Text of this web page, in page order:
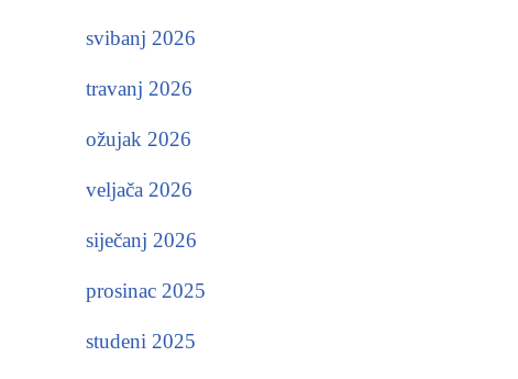
svibanj 2026
travanj 2026
ožujak 2026
veljača 2026
siječanj 2026
prosinac 2025
studeni 2025